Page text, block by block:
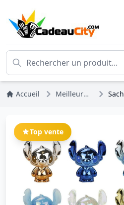
Accueil Meilleures ventes
Top vente